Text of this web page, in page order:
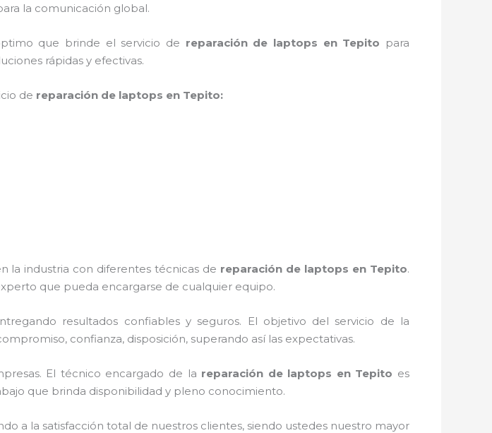
la comunicación global.
que brinde el servicio de reparación de laptops en Tepito para
rápidas y efectivas.
de reparación de laptops en Tepito:
la industria con diferentes técnicas de reparación de laptops en Tepito.
que pueda encargarse de cualquier equipo.
resultados confiables y seguros. El objetivo del servicio de la
confianza, disposición, superando así las expectativas.
El técnico encargado de la reparación de laptops en Tepito es
que brinda disponibilidad y pleno conocimiento.
a la satisfacción total de nuestros clientes, siendo ustedes nuestro mayor